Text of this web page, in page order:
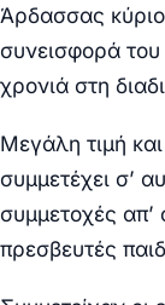
Άρδασσας κύριο
συνεισφορά
χρονιά στη
Μεγάλη τιμή
συμμετέχει σ’
συμμετοχές απ’
πρεσβευτές